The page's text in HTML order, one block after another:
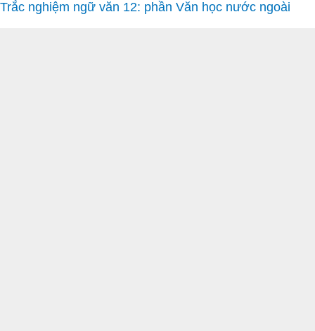
Trắc nghiệm ngữ văn 12: phần Văn học nước ngoài